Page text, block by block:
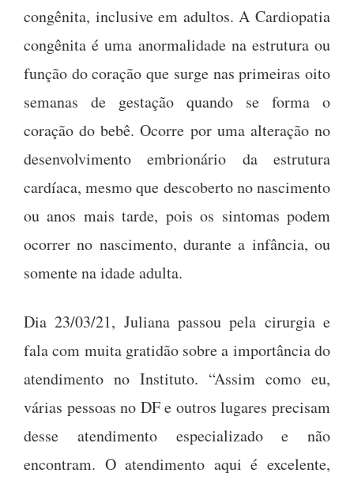
congênita, inclusive em adultos. A Cardiopatia
congênita é uma anormalidade na estrutura ou
função do coração que surge nas primeiras oito
semanas de gestação quando se forma o
coração do bebê. Ocorre por uma alteração no
desenvolvimento embrionário da estrutura
cardíaca, mesmo que descoberto no nascimento
ou anos mais tarde, pois os sintomas podem
ocorrer no nascimento, durante a infância, ou
somente na idade adulta.
Dia 23/03/21, Juliana passou pela cirurgia e
fala com muita gratidão sobre a importância do
atendimento no Instituto. “Assim como eu,
várias pessoas no DF e outros lugares precisam
desse atendimento especializado e não
encontram. O atendimento aqui é excelente,